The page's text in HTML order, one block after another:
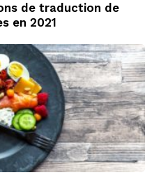
de traduction de
en 2021